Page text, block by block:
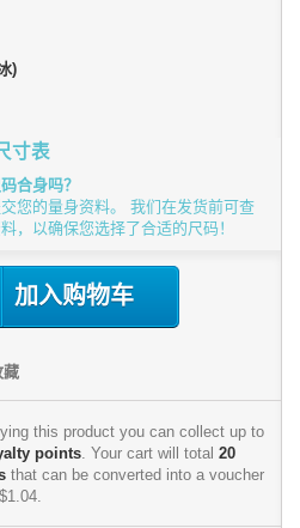
)
寸表
合身吗？
您的量身资料。 我们在发货前可查
，以确保您选择了合适的尺码！
加入购物车
藏
this product you can collect up to
points. Your cart will total 20
that can be converted into a voucher
.